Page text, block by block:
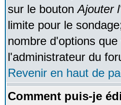
sur le boutonAjouter
limite pour le
nombre d'options
l'administrateur du
Revenir en haut de
Comment puis-je